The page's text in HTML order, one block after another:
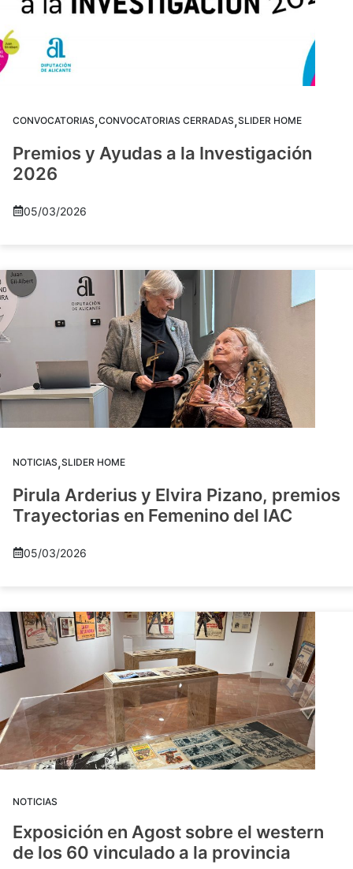
CONVOCATORIAS,CONVOCATORIAS CERRADAS,SLIDER HOME
Premios y Ayudas a la Investigación
2026
05/03/2026
NOTICIAS,SLIDER HOME
Pirula Arderius y Elvira Pizano, premios
Trayectorias en Femenino del IAC
05/03/2026
NOTICIAS
Exposición en Agost sobre el western
de los 60 vinculado a la provincia